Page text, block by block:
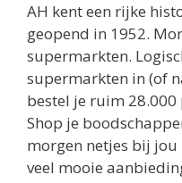
Middenweg 245
Heerhugowaard
2.9 km
Routebeschrijving
Vomar
Raadhuisplein 2
Heerhugowaard
AH kent een rijke
geopend in 1952.
supermarkten.
supermarkten in (of
bestel je ruim
Shop je
morgen netjes bij jou
veel mooie